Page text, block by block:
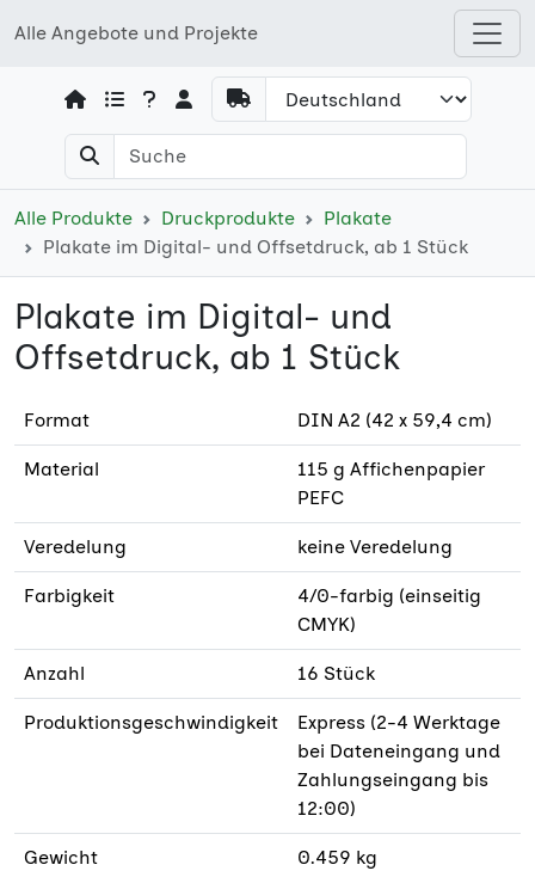
Alle Angebote und Projekte
Open shops menu
Alle Produkte Druckprodukte
Plakate
Plakate im Digital- und Offsetdruck, ab 1 Stück
Plakate im Digital- und
Offsetdruck, ab 1 Stück
Format DIN A2 (42 x 59,4 cm)
Material
115 g Affichenpapier
PEFC
Veredelung keine Veredelung
Farbigkeit
4/0-farbig (einseitig
CMYK)
Anzahl 16 Stück
Produktionsgeschwindigkeit
Express (2-4 Werktage
bei Dateneingang und
Zahlungseingang bis
12:00)
Gewicht 0.459 kg